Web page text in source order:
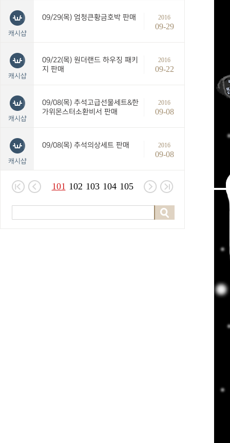
캐시샵
09/29(목) 엄청큰황금호박 판매 2016
09-29
캐시샵
09/22(목) 원더랜드 하우징 패키
지 판매
2016
09-22
캐시샵
09/08(목) 추석고급선물세트&한
가위몬스터소환비서 판매
2016
09-08
캐시샵
09/08(목) 추석의상세트 판매 2016
09-08
101 102 103 104 105